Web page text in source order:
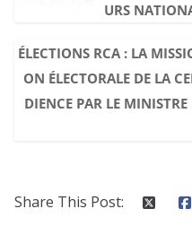
URS
ÉLECTIONS RCA : LA
ON ÉLECTORALE DE LA
DIENCE PAR LE MINISTRE
Share This Post: